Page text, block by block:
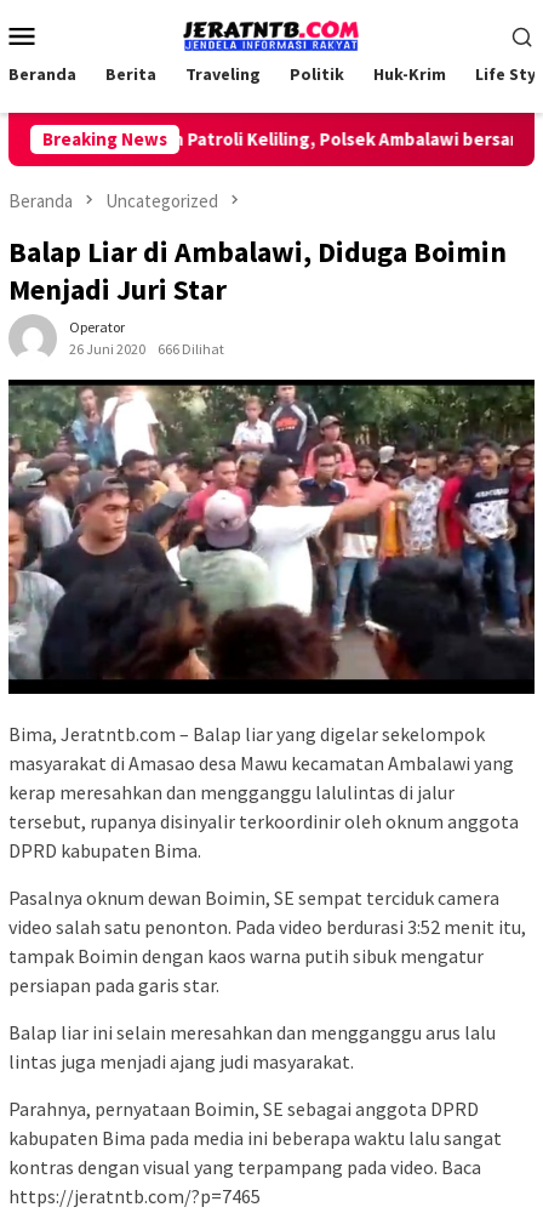
ke
Mobile
Beranda Berita Traveling Politik Huk-Krim Life
Breaking News
Lakukan Patroli Keliling, Polsek Ambalawi bersama TNI
Beranda Uncategorized
Balap Liar di Ambalawi, Diduga Boimin
Menjadi Juri Star
Operator
26 Juni 2020
666 Dilihat
Bima, Jeratntb.com – Balap liar yang digelar sekelompok
masyarakat di Amasao desa Mawu kecamatan Ambalawi yang
kerap meresahkan dan mengganggu lalulintas di jalur
tersebut, rupanya disinyalir terkoordinir oleh oknum anggota
DPRD kabupaten Bima.
Pasalnya oknum dewan Boimin, SE sempat terciduk camera
video salah satu penonton. Pada video berdurasi 3:52 menit itu,
tampak Boimin dengan kaos warna putih sibuk mengatur
persiapan pada garis star.
Balap liar ini selain meresahkan dan mengganggu arus lalu
lintas juga menjadi ajang judi masyarakat.
Parahnya, pernyataan Boimin, SE sebagai anggota DPRD
kabupaten Bima pada media ini beberapa waktu lalu sangat
kontras dengan visual yang terpampang pada video. Baca
https://jeratntb.com/?p=7465